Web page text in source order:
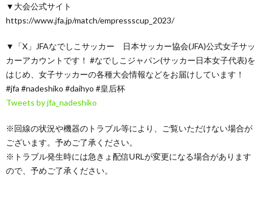
▼大会公式サイト
https://www.jfa.jp/match/empressscup_2023/
▼「X」JFAなでしこサッカー 日本サッカー協会(JFA)公式女子サッ
カーアカウントです！ #なでしこジャパン(サッカー日本女子代表)を
はじめ、女子サッカーの各種大会情報などをお届けしています！
#jfa #nadeshiko #daihyo #皇后杯
Tweets by jfa_nadeshiko
※回線の状況や機器のトラブル等により、ご覧いただけない場合が
ございます。予めご了承ください。
※トラブル発生時には急きょ配信URLが変更になる場合があります
ので、予めご了承ください。